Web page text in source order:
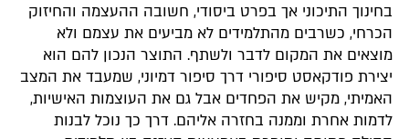
בחינוך התיכוני אך בפרט ביסודי, חשובה ההעצמה והחיזוק
הכרחי, כשרבים מהתלמידים לא מביעים את עצמם ולא
מוצאים את המקום לדבר ולשתף. התוצר הנכון להם הוא
יצירת פודקאסט סיפורי דרך סיפור דמיוני, שמעבד את המצב
האמיתי, מקיש את הפחדים אבל גם את העוצמות האישיות,
לדמות אחרת וממנה בחזרה אליהם. דרך כך נוכל לבנות